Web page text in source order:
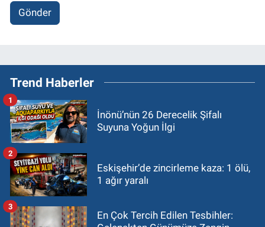
Gönder
Trend Haberler
İnönü’nün 26 Derecelik Şifalı
Suyuna Yoğun İlgi
1
Eskişehir’de zincirleme kaza: 1 ölü,
1 ağır yaralı
2
En Çok Tercih Edilen Tesbihler:
3